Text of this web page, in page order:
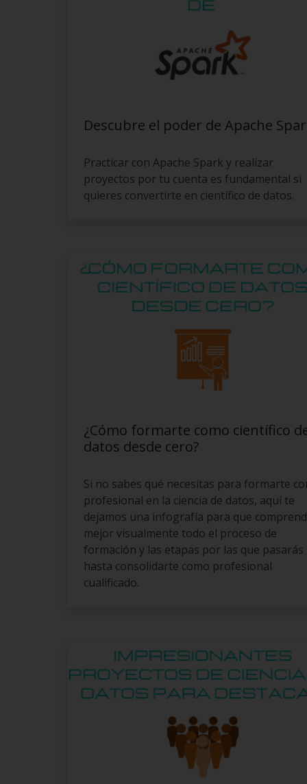
Descubre el poder de Apache
Practicar con Apache Spark y realizar
proyectos por tu cuenta es fundamental si
quieres convertirte en científico de datos.
¿Cómo formarte como científico
datos desde cero?
Si no sabes qué necesitas para formarte
profesional en la ciencia de datos, aquí te
dejamos una infografía para que
mejor visualmente todo el proceso de
formación y las etapas por las que pasarás
hasta consolidarte como profesional
cualificado.